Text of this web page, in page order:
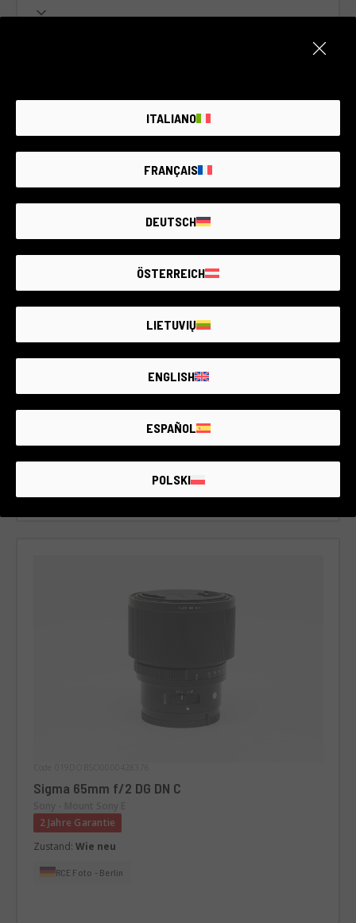
Sigma 65mm f/2 DG DN C
Zustand:Wie neu
€520
Sigma 65mm f/2 DG DN C
2 Jahre Garantie
Zustand: Wie neu
RCE Foto - Berlin
ITALIANO
FRANÇAIS
DEUTSCH
ÖSTERREICH
LIETUVIŲ
ENGLISH
ESPAÑOL
POLSKI